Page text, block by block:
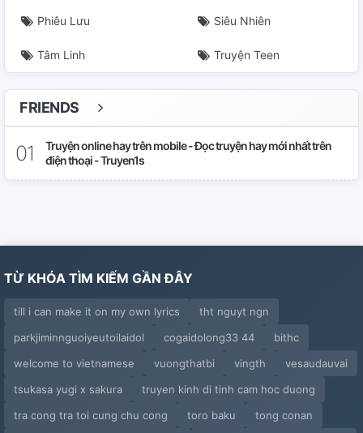
Chương 29
Chương 30
Chương 32
Chương 33
Chương 36
PN 1: Trị Tật Xấu Động Dục Của Bà Xã Alpha
Lời Tâm Sự (END)
Phiêu Lưu Siêu Nhiên
Tâm Linh Truyện Teen
FRIENDS
Truyện online hay trên mobile - Đọc truyện hay mới nhất trên
điện thoại - Truyen1s
TỪ KHÓA TÌM KIẾM GẦN ĐÂY
till i can make it on my own lyrics
tht nguyt ngn
parkjiminnguoiyeutoilaidol
cogaidolong33 44
bithc
welcome to vietnamese
vuongthatbi vingth
vesaudauvai
tsukasa yugi x sakura
truyen kinh di tinh cam hoc duong
tra cong tra toi cung chu cong
toro baku
tong conan